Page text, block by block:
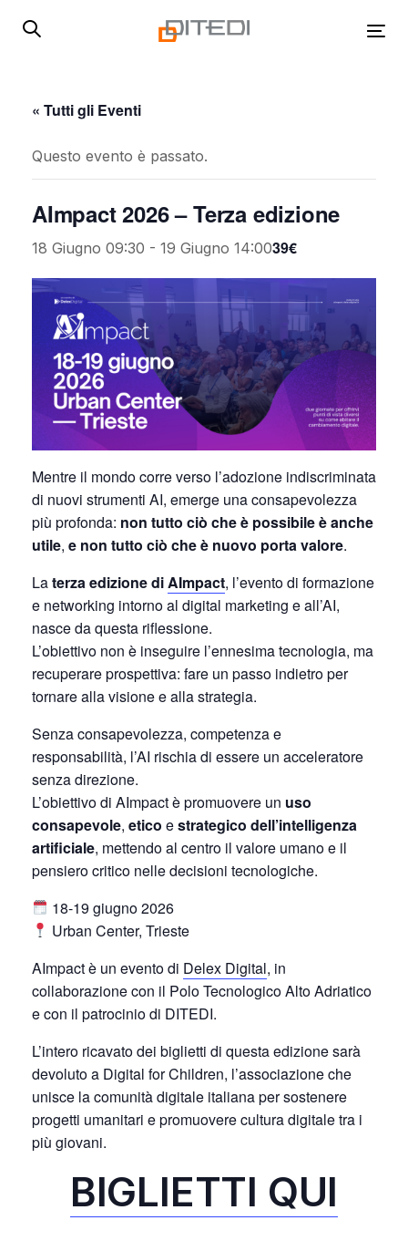
links
content
« Tutti gli Eventi
Questo evento è passato.
AImpact 2026 – Terza edizione
18 Giugno 09:30 - 19 Giugno 14:0039€
Mentre il mondo corre verso l’adozione indiscriminata
di nuovi strumenti AI, emerge una consapevolezza
più profonda: non tutto ciò che è possibile è anche
utile, e non tutto ciò che è nuovo porta valore.
Laterza edizione diAImpact, l’evento di formazione
e networking intorno al digital marketing e all’AI,
nasce da questa riflessione.
L’obiettivo non è inseguire l’ennesima tecnologia, ma
recuperare prospettiva: fare un passo indietro per
tornare alla visione e alla strategia.
Senza consapevolezza, competenza e
responsabilità, l’AI rischia di essere un acceleratore
senza direzione.
L’obiettivo di AImpact è promuovere un uso
consapevole, etico estrategico dell’intelligenza
artificiale, mettendo al centro il valore umano e il
pensiero critico nelle decisioni tecnologiche.
18-19 giugno 2026
Urban Center, Trieste
AImpact è un evento di Delex Digital, in
collaborazione con il Polo Tecnologico Alto Adriatico
e con il patrocinio di DITEDI.
L’intero ricavato dei biglietti di questa edizione sarà
devoluto a Digital for Children, l’associazione che
unisce la comunità digitale italiana per sostenere
progetti umanitari e promuovere cultura digitale tra i
più giovani.
BIGLIETTI QUI